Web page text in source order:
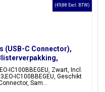
(USB-C Connector),
IC100BBEGEU, Zwart, Incl.
IC100BBEGEU, Geschikt
Sam...
(€9,88 Excl. BTW)